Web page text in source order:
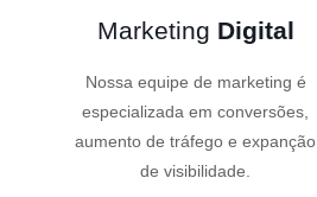
Marketing Digital
Nossa equipe de marketing é
especializada em conversões,
aumento de tráfego e expanção
de visibilidade.